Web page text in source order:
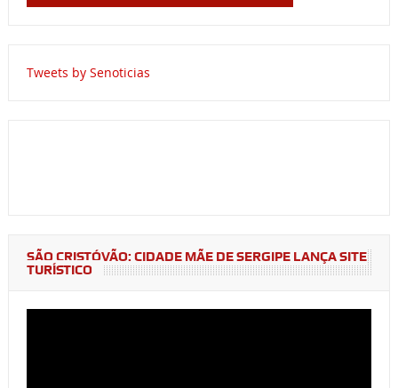
Tweets by Senoticias
SÃO CRISTÓVÃO: CIDADE MÃE DE SERGIPE LANÇA SITE
TURÍSTICO